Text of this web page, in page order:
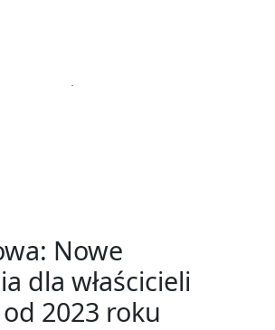
Nowe
dla właścicieli
2023 roku